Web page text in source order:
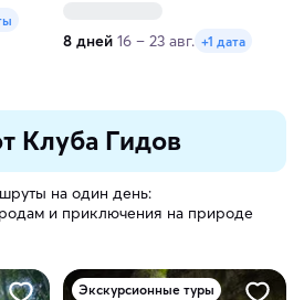
8 дней 16 – 23 авг. +1 дата
Клуба Гидов
на один день:
и приключения на природе
Экскурсионные туры